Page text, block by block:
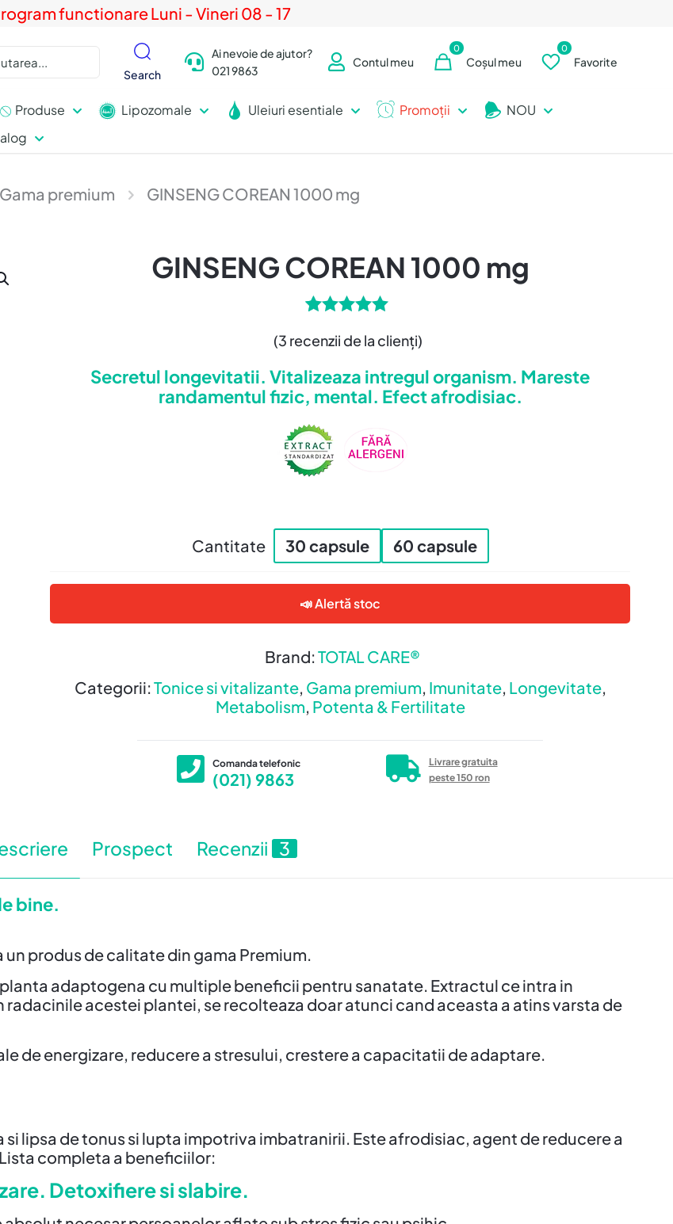
functionare Luni - Vineri 08 - 17
Search
Ai nevoie de ajutor?
021 9863
Contul meu
0
Coșul meu
0
Favorite
Produse Lipozomale Uleiuri esentiale Promoții
NOU
Gama premium GINSENG COREAN 1000 mg
GINSENG COREAN 1000 mg
5.00din 5
evaluări de
la clienți
(3 recenzii de la clienți)
Secretul longevitatii. Vitalizeaza intregul organism. Mareste
randamentul fizic, mental. Efect afrodisiac.
Cantitate 30 capsule 60 capsule
📣 Alertă stoc
Categorii:Tonice si vitalizante, Gama premium, Imunitate, Longevitate,
Metabolism, Potenta & Fertilitate
Brand:TOTAL CARE®
Comanda telefonic
(021) 9863
Livrare gratuita
peste 150 ron
Prospect Recenzii 3
bine.
un produs de calitate din gama Premium.
adaptogena cu multiple beneficii pentru sanatate. Extractul ce intra in
acestei plantei, se recolteaza doar atunci cand aceasta a atins varsta de
de energizare, reducere a stresului, crestere a capacitatii de adaptare.
lipsa de tonus si lupta impotriva imbatranirii. Este afrodisiac, agent de reducere a
completa a beneficiilor:
Detoxifiere si slabire.